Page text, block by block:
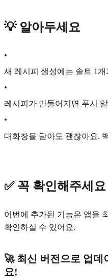
💡 알아두세요
•
새 레시피 생성에는 솔트 1
•
레시피가 만들어지면 푸시
•
대화창을 닫아도 괜찮아요.
✅ 꼭 확인해주세요
이번에 추가된 기능은 앱을
확인하실 수 있어요.
🚀 최신 버전으로 업데
요!